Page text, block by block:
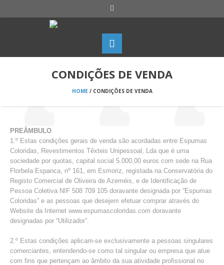
CONDIÇÕES DE VENDA
HOME / CONDIÇÕES DE VENDA
PREÂMBULO
1.º Estas condições gerais de venda são acordadas entre Espumas
Coloridas, Revestimentos Têxteis Unipessoal, Lda que é uma
sociedade por quotas, capital social 5.000,00 euros com sede na Rua
Florbela Espanca, nº 161, em Esmoriz, registada na Conservatória do
Registo Comercial de Oliveira de Azeméis, e de Identificação de
Pessoa Coletiva NIF 508 709 105 doravante designada por “Espumas
Coloridas” e as pessoas que desejem efetuar comprar através do
Website da Internet www.espumascoloridas.com doravante
designadas por “Utilizador”.
2.º Estas condições aplicam-se exclusivamente a pessoas singulares
comerciantes, entendendo-se como tal singular ou empresa que atue
com fins que pertençam ao âmbito da sua atividade profissional no